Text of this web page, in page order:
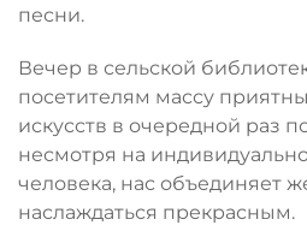
песни.
Вечер в сельской
посетителям массу
искусств в очередной раз
несмотря на
человека, нас объединяет
наслаждаться прекрасным.